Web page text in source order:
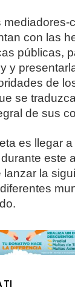
con las
públicas,
y
de
se
de sus
es llegar
este
la
TI